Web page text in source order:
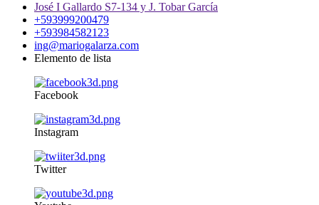
José I Gallardo S7-134 y J. Tobar García
+593999200479
+593984582123
ing@mariogalarza.com
Elemento de lista
Facebook
Instagram
Twitter